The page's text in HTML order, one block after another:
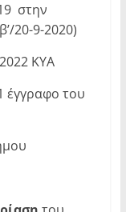
στην
20-9-2020)
ΚΥΑ
έγγραφο του